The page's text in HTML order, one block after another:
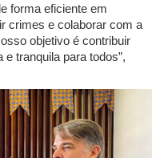
forma eficiente em
crimes e colaborar com a
objetivo é contribuir
tranquila para todos”,